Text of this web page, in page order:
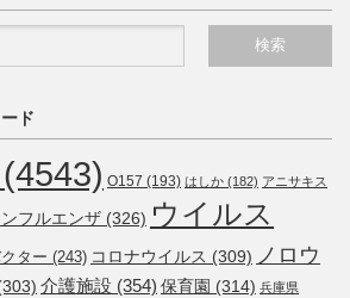
ド
(4543) O157 (193) はしか (182) アニサキス
フルエンザ (326) ウイルス
ター (243) コロナウイルス (309) ノロウ
介護施設 (354) 保育園 (314) 兵庫県